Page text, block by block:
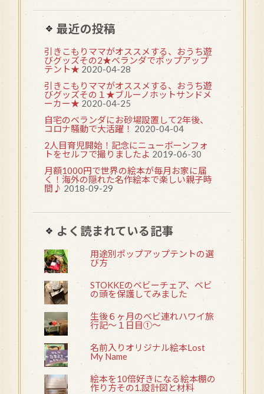
最近の投稿
引きこもりママがオススメする、おうち遊
びグッズその2★ベランダでポップアップ
テント★ 2020-04-28
引きこもりママがオススメする、おうち遊
びグッズその１★ブルーノホットサンドメ
ーカー★ 2020-04-25
自宅のベランダにお砂場設置して2年後、
コロナ騒動で大活躍！ 2020-04-04
2人目育児開始！記念にニューボーンフォ
トをセルフで撮りましたよ 2019-06-30
月額1000円で世界の絵本が毎月お家に届
く！海外の隠れた名作絵本で楽しい親子時
間♪ 2018-09-29
よく読まれている記事
用途別ポップアップテントの選
び方
STOKKEのベビーチェア、ベビ
の頭を保護してみました
生後６ヶ月のベビ連れハワイ旅
行記〜１日目①〜
名前入りオリジナル絵本Lost
My Name
絵本を10倍好きになる絵本棚の
作り方その1.設計図と材料